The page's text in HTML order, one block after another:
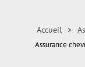
Accueil >
Assurance